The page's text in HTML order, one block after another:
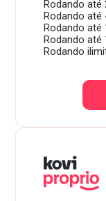
Rodando até
Rodando até
Rodando até
Rodando até
Rodando